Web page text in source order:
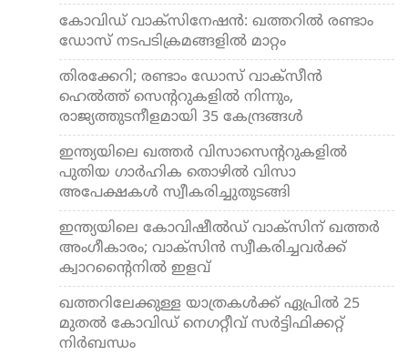
കോവിഡ് വാക്‌സിനേഷന്‍: ഖത്തറില്‍ രണ്ടാം
ഡോസ് നടപടിക്രമങ്ങളില്‍ മാറ്റം
തിരക്കേറി; രണ്ടാം ഡോസ് വാക്‌സീന്‍
ഹെല്‍ത്ത് സെന്ററുകളില്‍ നിന്നും,
രാജ്യത്തുടനീളമായി 35 കേന്ദ്രങ്ങള്‍
ഇന്ത്യയിലെ ഖത്തര്‍ വിസാസെന്ററുകളില്‍
പുതിയ ഗാര്‍ഹിക തൊഴില്‍ വിസാ
അപേക്ഷകള്‍ സ്വീകരിച്ചുതുടങ്ങി
ഇന്ത്യയിലെ കോവിഷീല്‍ഡ് വാക്‌സിന് ഖത്തര്‍
അംഗീകാരം; വാക്‌സിന്‍ സ്വീകരിച്ചവര്‍ക്ക്
ക്വാറന്റൈനില്‍ ഇളവ്
ഖത്തറിലേക്കുള്ള യാത്രകള്‍ക്ക് ഏപ്രില്‍ 25
മുതല്‍ കോവിഡ് നെഗറ്റീവ് സര്‍ട്ടിഫിക്കറ്റ്
നിര്‍ബന്ധം